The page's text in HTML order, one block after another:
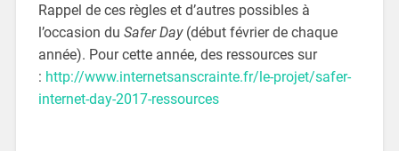
Rappel de ces règles et d’autres possibles à
l’occasion du Safer Day(début février de chaque
année). Pour cette année, des ressources sur
: http://www.internetsanscrainte.fr/le-projet/safer-
internet-day-2017-ressources